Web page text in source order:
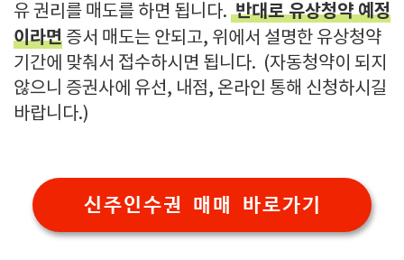
유 권리를 매도를 하면 됩니다. 반대로 유상청약 예정
이라면 증서 매도는 안되고, 위에서 설명한 유상청약
기간에 맞춰서 접수하시면 됩니다. (자동청약이 되지
않으니 증권사에 유선, 내점, 온라인 통해 신청하시길
바랍니다.)
신주인수권 매매 바로가기